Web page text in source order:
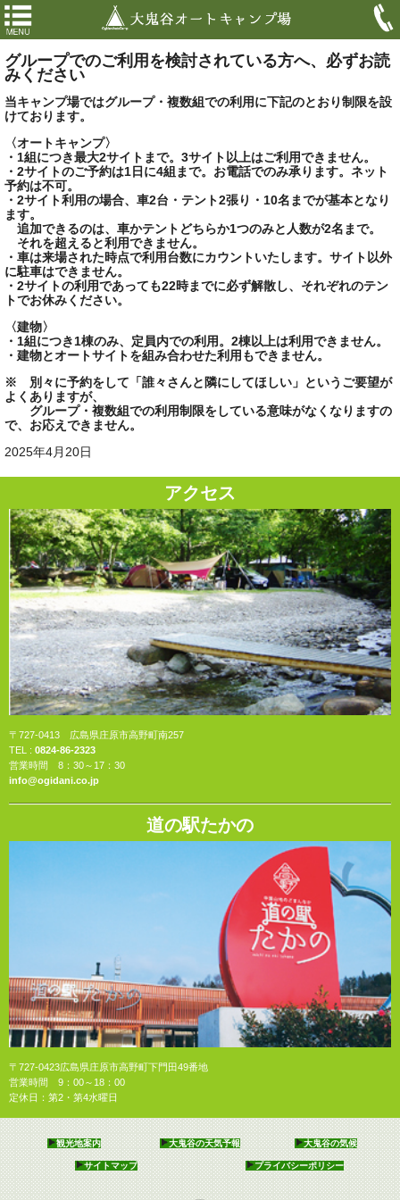
グループでのご利用を検討されている方へ、必ずお読
みください
当キャンプ場ではグループ・複数組での利用に下記のとおり制限を設
けております。
〈オートキャンプ〉
・1組につき最大2サイトまで。3サイト以上はご利用できません。
・2サイトのご予約は1日に4組まで。お電話でのみ承ります。ネット
予約は不可。
・2サイト利用の場合、車2台・テント2張り・10名までが基本となり
ます。
追加できるのは、車かテントどちらか1つのみと人数が2名まで。
それを超えると利用できません。
・車は来場された時点で利用台数にカウントいたします。サイト以外
に駐車はできません。
・2サイトの利用であっても22時までに必ず解散し、それぞれのテン
トでお休みください。
〈建物〉
・1組につき1棟のみ、定員内での利用。2棟以上は利用できません。
・建物とオートサイトを組み合わせた利用もできません。
※ 別々に予約をして「誰々さんと隣にしてほしい」というご要望が
よくありますが、
グループ・複数組での利用制限をしている意味がなくなりますの
で、お応えできません。
2025年4月20日
アクセス
〒727-0413 広島県庄原市高野町南257
TEL : 0824-86-2323
営業時間 8：30～17：30
info@ogidani.co.jp
道の駅たかの
〒727-0423広島県庄原市高野町下門田49番地
営業時間 9：00～18：00
定休日：第2・第4水曜日
観光地案内 大鬼谷の天気予報 大鬼谷の気候
サイトマップ プライバシーポリシー